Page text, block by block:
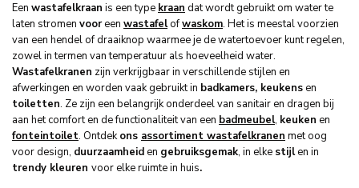
Een wastafelkraan is een type kraan dat wordt gebruikt om water te
laten stromen vooreen wastafelofwaskom. Het is meestal voorzien
van een hendel of draaiknop waarmee je de watertoevoer kunt regelen,
zowel in termen van temperatuur als hoeveelheid water.
Wastafelkranen zijn verkrijgbaar in verschillende stijlen en
afwerkingen en worden vaak gebruikt in badkamers, keukensen
toiletten. Ze zijn een belangrijk onderdeel van sanitair en dragen bij
aan het comfort en de functionaliteit van een badmeubel, keuken en
fonteintoilet. Ontdekons assortiment wastafelkranen met oog
voor design, duurzaamheiden gebruiksgemak, in elke stijlen in
trendy kleuren voor elke ruimte in huis.